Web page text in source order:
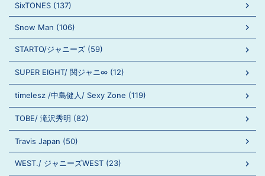
SixTONES (137)
Snow Man (106)
STARTO/ジャニーズ (59)
SUPER EIGHT/ 関ジャニ∞ (12)
timelesz /中島健人/ Sexy Zone (119)
TOBE/ 滝沢秀明 (82)
Travis Japan (50)
WEST./ ジャニーズWEST (23)